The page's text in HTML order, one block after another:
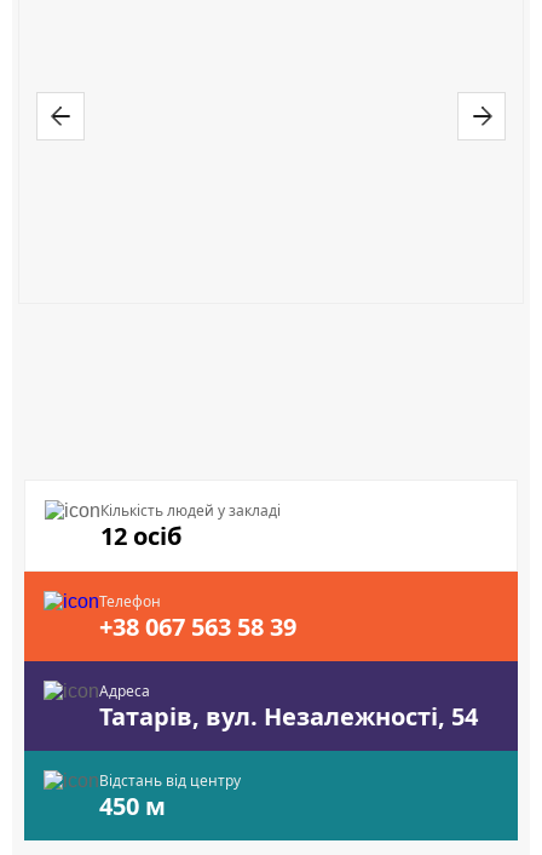
Кількість людей у закладі
12 осіб
Телефон
+38 067 563 58 39
Адреса
Татарів, вул. Незалежності, 54
Відстань від центру
450 м